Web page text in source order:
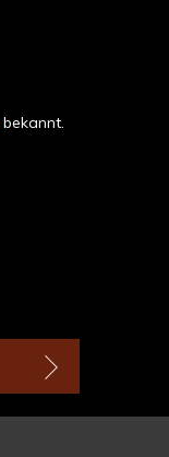
bekannt.